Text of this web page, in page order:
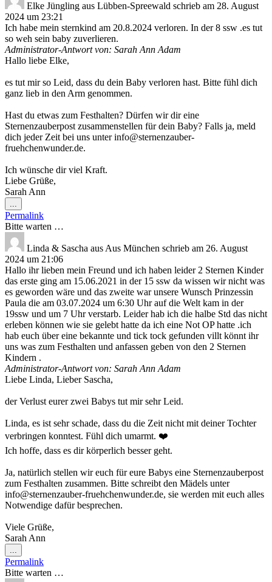
Elke Jüngling aus Lübben-Spreewald schrieb am 28. August
2024 um 23:21
Ich habe mein sternkind am 20.8.2024 verloren. In der 8 ssw .es tut
so weh sein baby zuverlieren.
Administrator-Antwort von: Sarah Ann Adam
Hallo liebe Elke,
es tut mir so Leid, dass du dein Baby verloren hast. Bitte fühl dich
ganz lieb in den Arm genommen.
Hast du etwas zum Festhalten? Dürfen wir dir eine
Sternenzauberpost zusammenstellen für dein Baby? Falls ja, meld
dich jeder Zeit bei uns unter info@sternenzauber-
fruehchenwunder.de.
Ich wünsche dir viel Kraft.
Liebe Grüße,
Sarah Ann
...
Metabox
ein-/ausblenden.
Permalink
Bitte warten …
Linda & Sascha aus Aus München schrieb am 26. August
2024 um 21:06
Hallo ihr lieben mein Freund und ich haben leider 2 Sternen Kinder
das erste ging am 15.06.2021 in der 15 ssw da wissen wir nicht was
es geworden wäre und das zweite war unsere Wunsch Prinzessin
Paula die am 03.07.2024 um 6:30 Uhr auf die Welt kam in der
19ssw und um 7 Uhr verstarb. Leider hab ich die halbe Std das nicht
erleben können wie sie gelebt hatte da ich eine Not OP hatte .ich
hab euch über eine bekannte und tick tock gefunden villt könnt ihr
uns was zum Festhalten und anfassen geben von den 2 Sternen
Kindern .
Administrator-Antwort von: Sarah Ann Adam
Liebe Linda, Lieber Sascha,
der Verlust eurer zwei Babys tut mir sehr Leid.
Linda, es ist sehr schade, dass du die Zeit nicht mit deiner Tochter
verbringen konntest. Fühl dich umarmt. ❤️
Ich hoffe, dass es dir körperlich besser geht.
Ja, natürlich stellen wir euch für eure Babys eine Sternenzauberpost
zum Festhalten zusammen. Bitte schreibt den Mädels unter
info@sternenzauber-fruehchenwunder.de, sie werden mit euch alles
Notwendige dafür besprechen.
Viele Grüße,
Sarah Ann
...
Metabox
ein-/ausblenden.
Permalink
Bitte warten …